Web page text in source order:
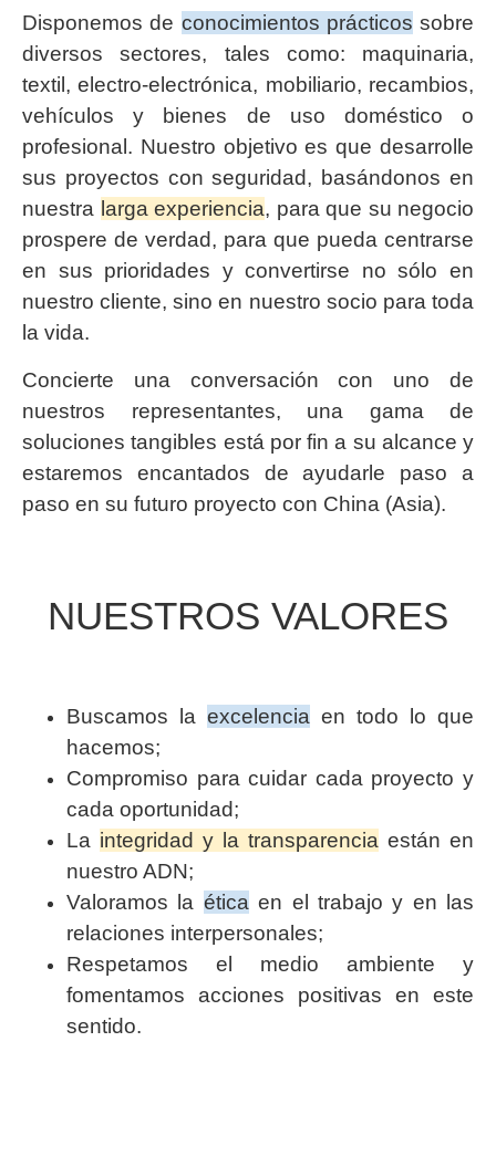
Disponemos de conocimientos prácticos sobre
diversos sectores, tales como: maquinaria,
textil, electro-electrónica, mobiliario, recambios,
vehículos y bienes de uso doméstico o
profesional. Nuestro objetivo es que desarrolle
sus proyectos con seguridad, basándonos en
nuestra larga experiencia, para que su negocio
prospere de verdad, para que pueda centrarse
en sus prioridades y convertirse no sólo en
nuestro cliente, sino en nuestro socio para toda
la vida.
Concierte una conversación con uno de
nuestros representantes, una gama de
soluciones tangibles está por fin a su alcance y
estaremos encantados de ayudarle paso a
paso en su futuro proyecto con China (Asia).
NUESTROS VALORES
Buscamos la excelencia en todo lo que
hacemos;
Compromiso para cuidar cada proyecto y
cada oportunidad;
La integridad y la transparencia están en
nuestro ADN;
Valoramos la éticaen el trabajo y en las
relaciones interpersonales;
Respetamos el medio ambiente y
fomentamos acciones positivas en este
sentido.